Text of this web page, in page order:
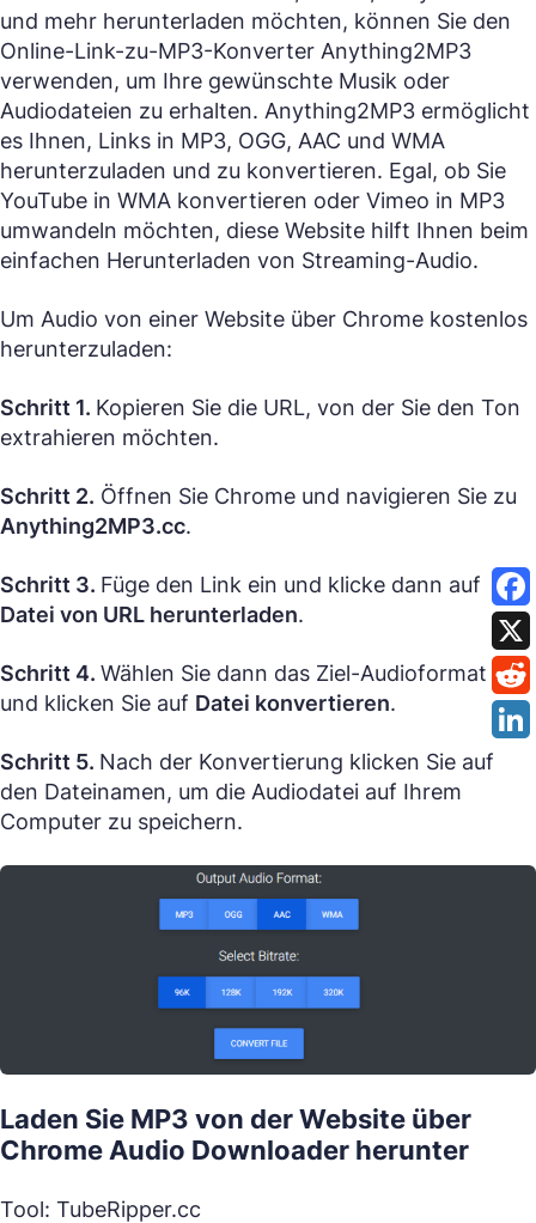
und mehr herunterladen möchten, können Sie den
Online-Link-zu-MP3-Konverter Anything2MP3
verwenden, um Ihre gewünschte Musik oder
Audiodateien zu erhalten. Anything2MP3 ermöglicht
es Ihnen, Links in MP3, OGG, AAC und WMA
herunterzuladen und zu konvertieren. Egal, ob Sie
YouTube in WMA konvertieren oder Vimeo in MP3
umwandeln möchten, diese Website hilft Ihnen beim
einfachen Herunterladen von Streaming-Audio.
Um Audio von einer Website über Chrome kostenlos
herunterzuladen:
Schritt 1. Kopieren Sie die URL, von der Sie den Ton
extrahieren möchten.
Schritt 2. Öffnen Sie Chrome und navigieren Sie zu
Anything2MP3.cc.
Schritt 3. Füge den Link ein und klicke dann auf
Datei von URL herunterladen.
Schritt 4. Wählen Sie dann das Ziel-Audioformat aus
und klicken Sie auf Datei konvertieren.
Schritt 5. Nach der Konvertierung klicken Sie auf
den Dateinamen, um die Audiodatei auf Ihrem
Computer zu speichern.
Laden Sie MP3 von der Website über
Chrome Audio Downloader herunter
Tool: TubeRipper.cc